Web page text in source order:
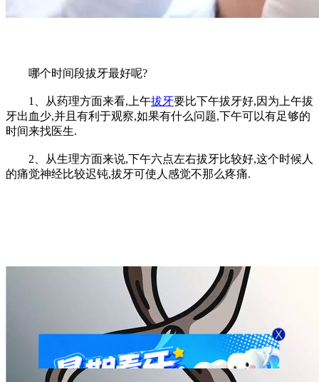
哪个时间段拔牙最好呢?
1、从药理方面来看,上午拔牙要比下午拔牙好,因为上午拔
牙出血少,并且有利于观察,如果有什么问题,下午可以有足够的
时间来找医生.
2、从生理方面来说,下午六点左右拔牙比较好,这个时候人
的痛觉神经比较迟钝,拔牙可使人感觉不那么疼痛.